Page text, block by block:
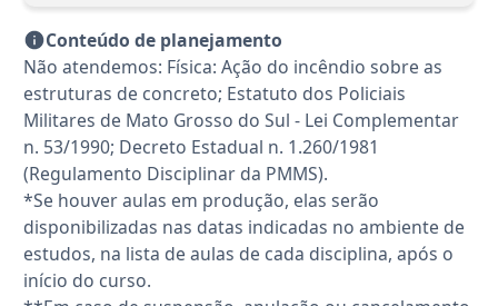
Conteúdo de planejamento
Não atendemos: Física: Ação do incêndio sobre as
estruturas de concreto; Estatuto dos Policiais
Militares de Mato Grosso do Sul - Lei Complementar
n. 53/1990; Decreto Estadual n. 1.260/1981
(Regulamento Disciplinar da PMMS).
*Se houver aulas em produção, elas serão
disponibilizadas nas datas indicadas no ambiente de
estudos, na lista de aulas de cada disciplina, após o
início do curso.